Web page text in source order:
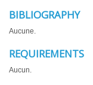
BIBLIOGRAPHY
Aucune.
REQUIREMENTS
Aucun.